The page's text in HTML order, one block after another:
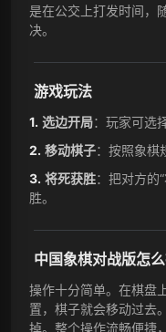
是在公交上打发时间，
决。
游戏玩法
选边开局：玩家可选
移动棋子：按照象棋
将死获胜：把对方的
胜。
中国象棋对战版怎
操作十分简单。在棋盘
置，棋子就会移动过去
掉。整个操作流畅便捷